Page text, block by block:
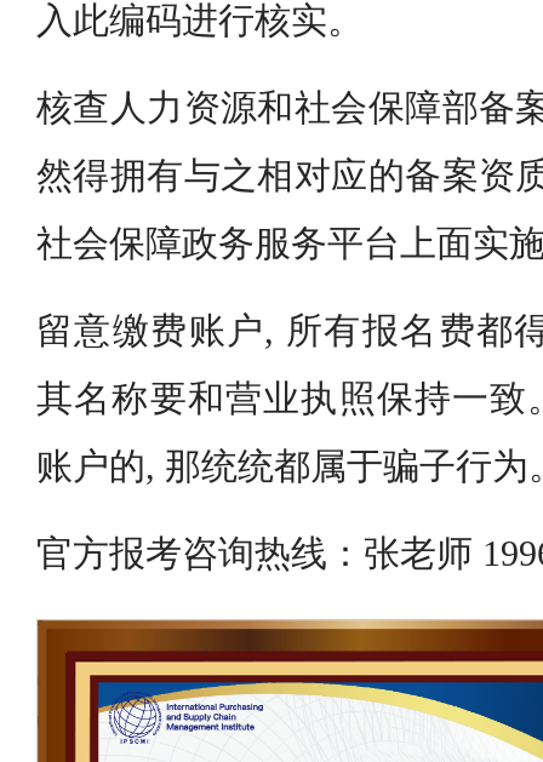
入此编码进行核实。
核查人力资源和社会保障部备
然得拥有与之相对应的备案资
社会保障政务服务平台上面实
留意缴费账户, 所有报名费都
其名称要和营业执照保持一致
账户的, 那统统都属于骗子行为
官方报考咨询热线：张老师